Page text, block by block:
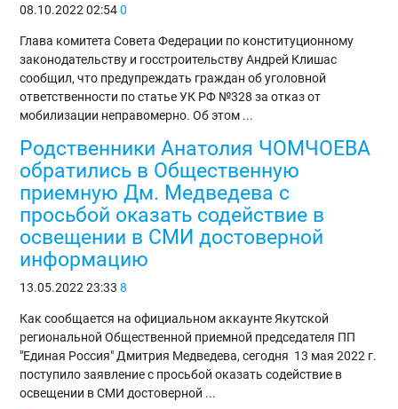
08.10.2022 02:54 0
Глава комитета Совета Федерации по конституционному
законодательству и госстроительству Андрей Клишас
сообщил, что предупреждать граждан об уголовной
ответственности по статье УК РФ №328 за отказ от
мобилизации неправомерно. Об этом ...
Родственники Анатолия ЧОМЧОЕВА
обратились в Общественную
приемную Дм. Медведева с
просьбой оказать содействие в
освещении в СМИ достоверной
информацию
13.05.2022 23:33 8
Как сообщается на официальном аккаунте Якутской
региональной Общественной приемной председателя ПП
"Единая Россия" Дмитрия Медведева, сегодня 13 мая 2022 г.
поступило заявление с просьбой оказать содействие в
освещении в СМИ достоверной ...